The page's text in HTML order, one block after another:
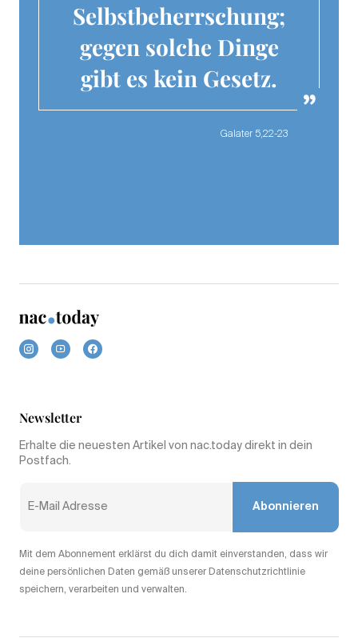
Selbstbeherrschung;
gegen solche Dinge
gibt es kein Gesetz.
Galater 5,22-23
Newsletter
Erhalte die neuesten Artikel von nac.today direkt in dein
Postfach.
Abonnieren
Mit dem Abonnement erklärst du dich damit einverstanden, dass wir
deine persönlichen Daten gemäß unserer Datenschutzrichtlinie
speichern, verarbeiten und verwalten.